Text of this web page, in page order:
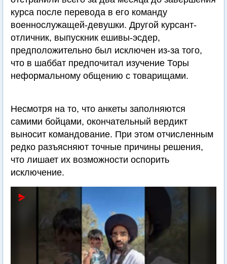
курса после перевода в его команду
военнослужащей-девушки. Другой курсант-
отличник, выпускник ешивы-эсдер,
предположительно был исключен из-за того,
что в шаббат предпочитал изучение Торы
неформальному общению с товарищами.
Несмотря на то, что анкеты заполняются
самими бойцами, окончательный вердикт
выносит командование. При этом отчисленным
редко разъясняют точные причины решения,
что лишает их возможности оспорить
исключение.